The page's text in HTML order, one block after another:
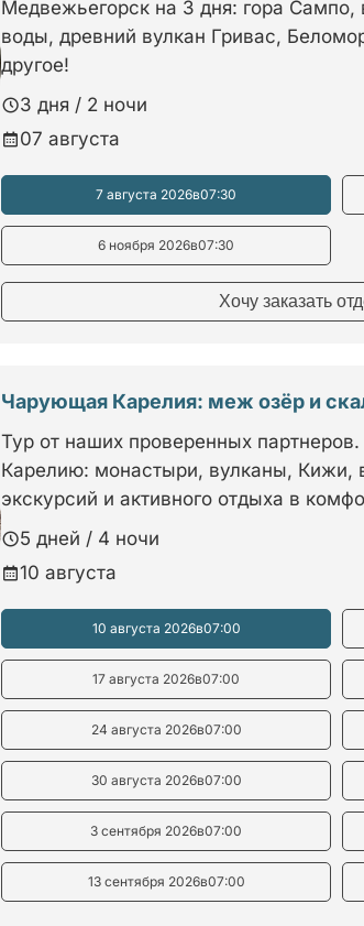
Медвежьегорск на 3 дня: гора
воды, древний вулкан Гривас,
другое!
3 дня / 2 ночи
07 августа
7 августа 2026в07:30
6 ноября 2026в07:30
Хочу заказать
Чарующая Карелия: меж озёр и
Тур от наших проверенных
Карелию: монастыри, вулканы, Кижи,
экскурсий и активного отдыха в
5 дней / 4 ночи
10 августа
10 августа 2026в07:00
17 августа 2026в07:00
24 августа 2026в07:00
30 августа 2026в07:00
3 сентября 2026в07:00
13 сентября 2026в07:00